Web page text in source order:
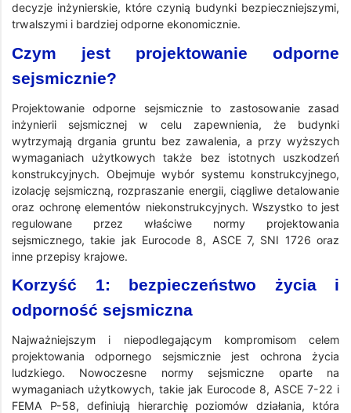
decyzje inżynierskie, które czynią budynki bezpieczniejszymi,
trwalszymi i bardziej odporne ekonomicznie.
Czym jest projektowanie odporne
sejsmicznie?
Projektowanie odporne sejsmicznie to zastosowanie zasad
inżynierii sejsmicznej w celu zapewnienia, że budynki
wytrzymają drgania gruntu bez zawalenia, a przy wyższych
wymaganiach użytkowych także bez istotnych uszkodzeń
konstrukcyjnych. Obejmuje wybór systemu konstrukcyjnego,
izolację sejsmiczną, rozpraszanie energii, ciągliwe detalowanie
oraz ochronę elementów niekonstrukcyjnych. Wszystko to jest
regulowane przez właściwe normy projektowania
sejsmicznego, takie jak Eurocode 8, ASCE 7, SNI 1726 oraz
inne przepisy krajowe.
Korzyść 1: bezpieczeństwo życia i
odporność sejsmiczna
Najważniejszym i niepodlegającym kompromisom celem
projektowania odpornego sejsmicznie jest ochrona życia
ludzkiego. Nowoczesne normy sejsmiczne oparte na
wymaganiach użytkowych, takie jak Eurocode 8, ASCE 7-22 i
FEMA P-58, definiują hierarchię poziomów działania, która